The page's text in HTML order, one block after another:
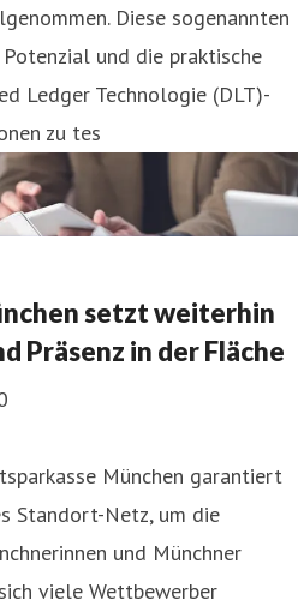
Diese sogenannten
und die praktische
Ledger Technologie (DLT)-
zu tes
setzt weiterhin
Präsenz in der Fläche
München garantiert
Standort-Netz, um die
und Münchner
viele Wettbewerber